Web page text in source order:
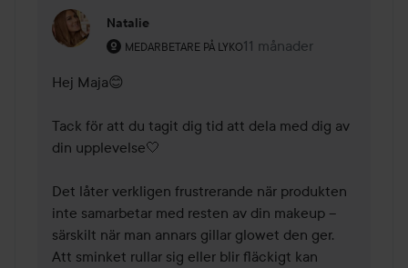
Natalie
MEDARBETARE PÅ LYKO
Användarens roll: Medarbetare på Lyko.
11 månader
Kommentaren lades 11
Hej Maja😊
Tack för att du tagit dig tid att dela med dig av
din upplevelse🤍
Det låter verkligen frustrerande när produkten
inte samarbetar med resten av din makeup –
särskilt när man annars gillar glowet den ger.
Att sminket rullar sig eller blir fläckigt kan